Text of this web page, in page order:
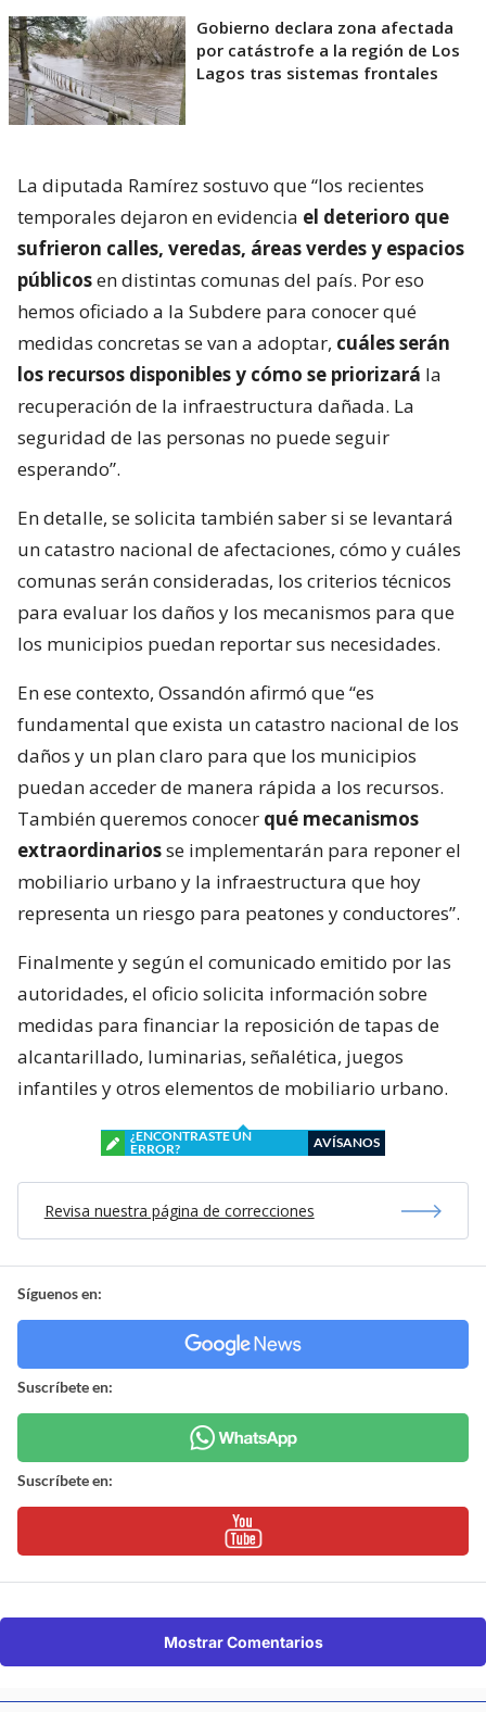
Gobierno declara zona afectada
por catástrofe a la región de Los
Lagos tras sistemas frontales
La diputada Ramírez sostuvo que “los recientes
temporales dejaron en evidencia el deterioro que
sufrieron calles, veredas, áreas verdes y espacios
públicosen distintas comunas del país. Por eso
hemos oficiado a la Subdere para conocer qué
medidas concretas se van a adoptar, cuáles serán
los recursos disponibles y cómo se priorizará la
recuperación de la infraestructura dañada. La
seguridad de las personas no puede seguir
esperando”.
En detalle, se solicita también saber si se levantará
un catastro nacional de afectaciones, cómo y cuáles
comunas serán consideradas, los criterios técnicos
para evaluar los daños y los mecanismos para que
los municipios puedan reportar sus necesidades.
En ese contexto, Ossandón afirmó que “es
fundamental que exista un catastro nacional de los
daños y un plan claro para que los municipios
puedan acceder de manera rápida a los recursos.
También queremos conocer qué mecanismos
extraordinariosse implementarán para reponer el
mobiliario urbano y la infraestructura que hoy
representa un riesgo para peatones y conductores”.
Finalmente y según el comunicado emitido por las
autoridades, el oficio solicita información sobre
medidas para financiar la reposición de tapas de
alcantarillado, luminarias, señalética, juegos
infantiles y otros elementos de mobiliario urbano.
¿ENCONTRASTE UN
ERROR?
AVÍSANOS
Revisa nuestra página de correcciones
Síguenos en:
Suscríbete en:
Suscríbete en:
Mostrar Comentarios